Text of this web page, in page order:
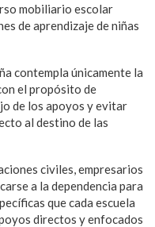
mobiliario escolar
de aprendizaje de niñas
contempla únicamente la
el propósito de
de los apoyos y evitar
al destino de las
civiles, empresarios
a la dependencia para
que cada escuela
directos y enfocados